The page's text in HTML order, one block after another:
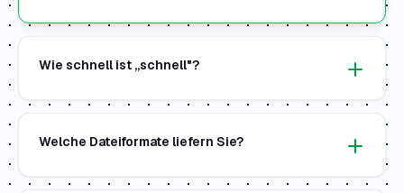
Wie schnell ist „schnell"?
Welche Dateiformate liefern Sie?